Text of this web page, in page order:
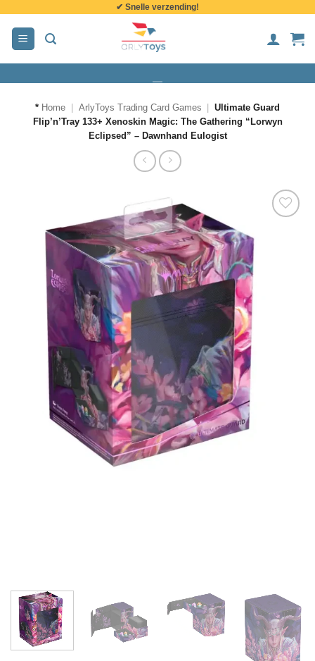
inhoud
✔ Snelle verzending!
* Home ArlyToys Trading Card Games
Ultimate Guard
Flip’n’Tray 133+ Xenoskin Magic: The Gathering “Lorwyn
Eclipsed” – Dawnhand Eulogist